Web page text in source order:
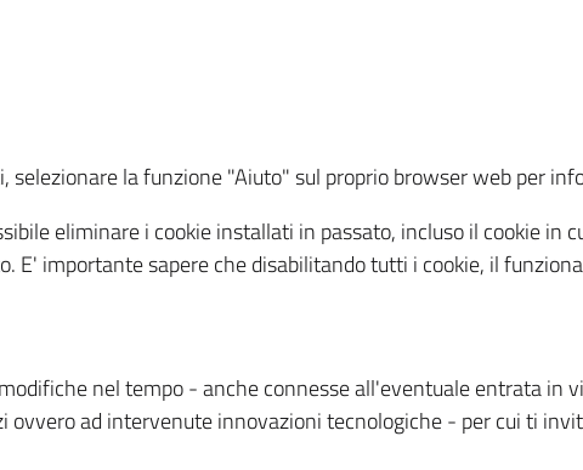
la funzione "Aiuto" sul proprio browser web per
eliminare i cookie installati in passato, incluso il cookie in
E' importante sapere che disabilitando tutti i cookie, il
nel tempo - anche connesse all'eventuale entrata in
ovvero ad intervenute innovazioni tecnologiche - per cui ti